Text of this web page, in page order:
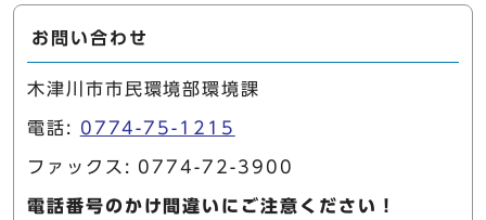
お問い合わせ
木津川市市民環境部環境課
電話: 0774-75-1215
ファックス: 0774-72-3900
電話番号のかけ間違いにご注意ください！